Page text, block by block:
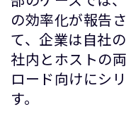
の効率化が報告
て、企業は自社
社内とホストの
ロード向けにシ
す。